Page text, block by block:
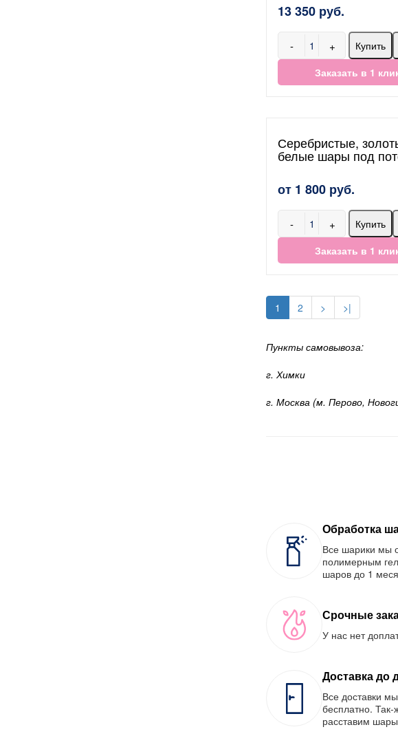
13 350 руб.
- +
Купить
Заказать в 1
Серебристые,
белые шары под
от 1 800 руб.
- +
Купить
Заказать в 1
1 2 > >|
Пункты самовывоза:
г. Химки
г. Москва (м. Перово,
Обработка
Все шарики мы
полимерным
шаров до 1
Срочные
У нас нет
Доставка до
Все доставки
бесплатно.
расставим